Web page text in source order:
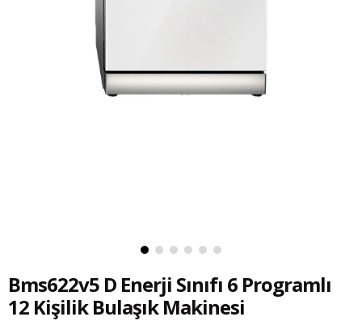
Bms622v5 D Enerji Sınıfı 6 Programlı
12 Kişilik Bulaşık Makinesi